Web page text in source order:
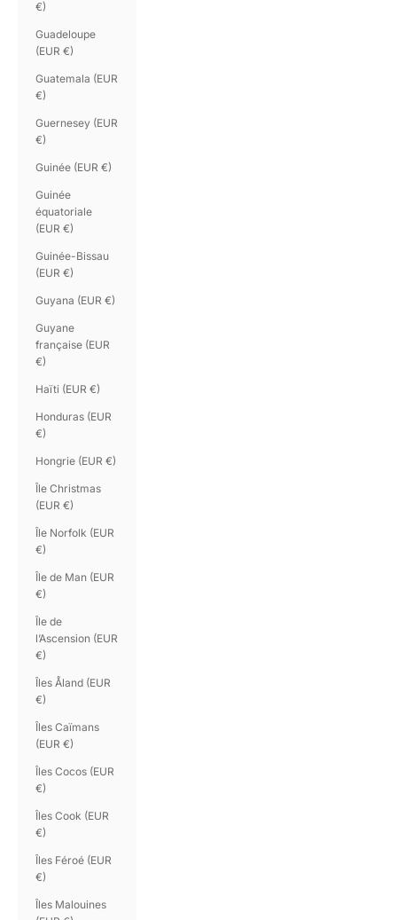
€)
Guadeloupe
(EUR €)
Guatemala (EUR
€)
Guernesey (EUR
€)
Guinée (EUR €)
Guinée
équatoriale
(EUR €)
Guinée-Bissau
(EUR €)
Guyana (EUR €)
Guyane
française (EUR
€)
Haïti (EUR €)
Honduras (EUR
€)
Hongrie (EUR €)
Île Christmas
(EUR €)
Île Norfolk (EUR
€)
Île de Man (EUR
€)
Île de
l’Ascension (EUR
€)
Îles Åland (EUR
€)
Îles Caïmans
(EUR €)
Îles Cocos (EUR
€)
Îles Cook (EUR
€)
Îles Féroé (EUR
€)
Îles Malouines